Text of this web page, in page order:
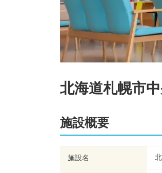
北海道札幌市
施設概要
施設名